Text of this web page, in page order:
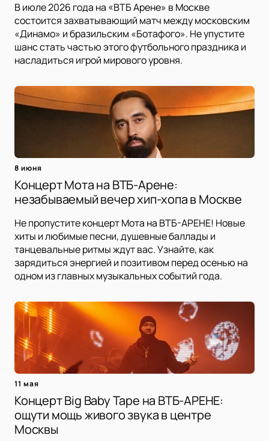
В июле 2026 года на «ВТБ Арене» в Москве
состоится захватывающий матч между московским
«Динамо» и бразильским «Ботафого». Не упустите
шанс стать частью этого футбольного праздника и
насладиться игрой мирового уровня.
8 июня
Концерт Мота на ВТБ-Арене:
незабываемый вечер хип-хопа в Москве
Не пропустите концерт Мота на ВТБ-АРЕНЕ! Новые
хиты и любимые песни, душевные баллады и
танцевальные ритмы ждут вас. Узнайте, как
зарядиться энергией и позитивом перед осенью на
одном из главных музыкальных событий года.
11 мая
Концерт Big Baby Tape на ВТБ-АРЕНЕ:
ощути мощь живого звука в центре
Москвы